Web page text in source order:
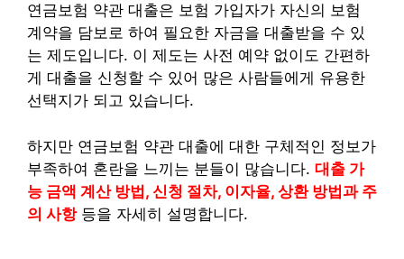
연금보험 약관 대출은 보험 가입자가 자신의 보험
계약을 담보로 하여 필요한 자금을 대출받을 수 있
는 제도입니다. 이 제도는 사전 예약 없이도 간편하
게 대출을 신청할 수 있어 많은 사람들에게 유용한
선택지가 되고 있습니다.
하지만 연금보험 약관 대출에 대한 구체적인 정보가
부족하여 혼란을 느끼는 분들이 많습니다. 대출 가
능 금액 계산 방법, 신청 절차, 이자율, 상환 방법과 주
의 사항등을 자세히 설명합니다.